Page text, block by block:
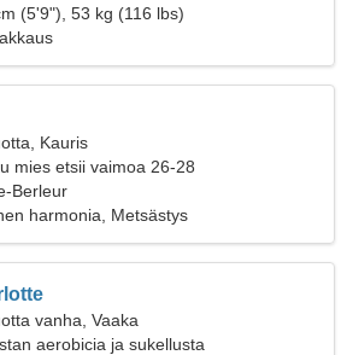
(5'9"), 53 kg (116 lbs)
Kauris
mies etsii vaimoa 26-28
Berleur
harmonia, Metsästys
vanha, Vaaka
aerobicia ja sukellusta